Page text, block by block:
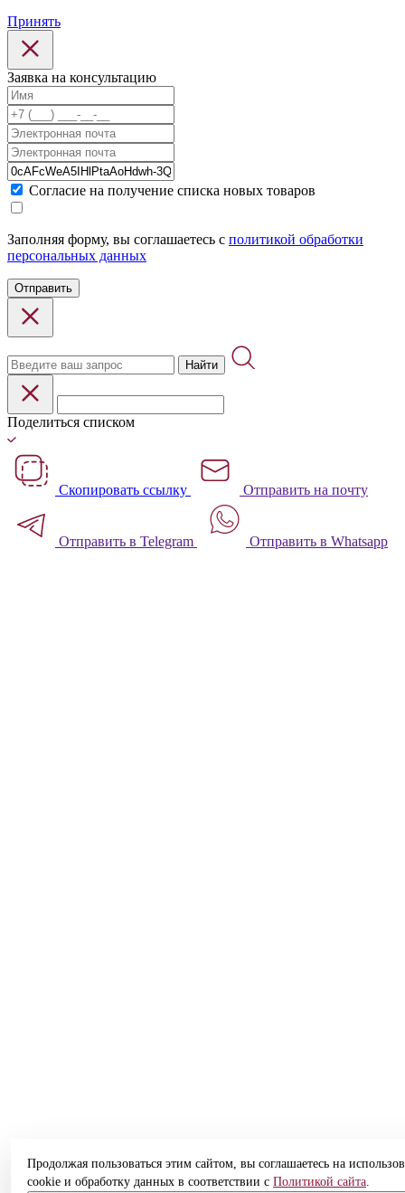
Принять
Продолжая пользоваться этим сайтом, вы соглашаетесь на
cookie и обработку данных в соответствии с Политикой сайта.
Заявка на консультацию
Cогласие на получение списка новых товаров
Заполняя форму, вы соглашаетесь с политикой обработки
персональных данных
Отправить
Найти
Поделиться списком
Скопировать ссылку Отправить на почту
Отправить в Telegram Отправить в Whatsapp